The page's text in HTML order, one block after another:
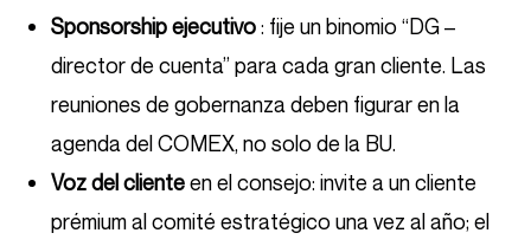
Sponsorship ejecutivo: fije un binomio “DG –
director de cuenta” para cada gran cliente. Las
reuniones de gobernanza deben figurar en la
agenda del COMEX, no solo de la BU.
Voz del clienteen el consejo: invite a un cliente
prémium al comité estratégico una vez al año; el